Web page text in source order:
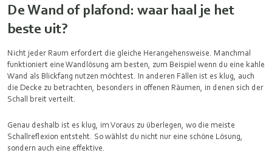
De Wand of plafond: waar haal je het
beste uit?
Nicht jeder Raum erfordert die gleiche Herangehensweise. Manchmal
funktioniert eine Wandlösung am besten, zum Beispiel wenn du eine kahle
Wand als Blickfang nutzen möchtest. In anderen Fällen ist es klug, auch
die Decke zu betrachten, besonders in offenen Räumen, in denen sich der
Schall breit verteilt.
Genau deshalb ist es klug, im Voraus zu überlegen, wo die meiste
Schallreflexion entsteht. So wählst du nicht nur eine schöne Lösung,
sondern auch eine effektive.